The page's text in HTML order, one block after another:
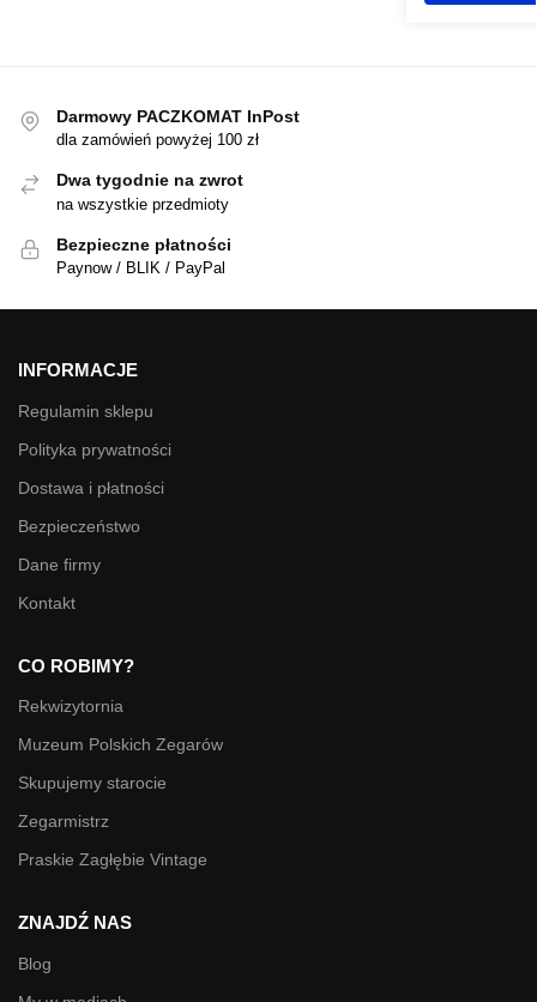
Darmowy PACZKOMAT InPost
dla zamówień powyżej 100 zł
Dwa tygodnie na zwrot
na wszystkie przedmioty
Bezpieczne płatności
Paynow / BLIK / PayPal
INFORMACJE
Regulamin sklepu
Polityka prywatności
Dostawa i płatności
Bezpieczeństwo
Dane firmy
Kontakt
CO ROBIMY?
Rekwizytornia
Muzeum Polskich Zegarów
Skupujemy starocie
Zegarmistrz
Praskie Zagłębie Vintage
ZNAJDŹ NAS
Blog